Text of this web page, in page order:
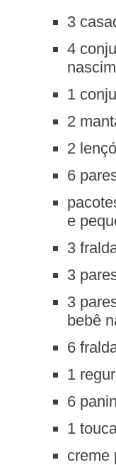
3
4
1
2
2
6
e
3
3
3
bebê
6
1
6
1
creme